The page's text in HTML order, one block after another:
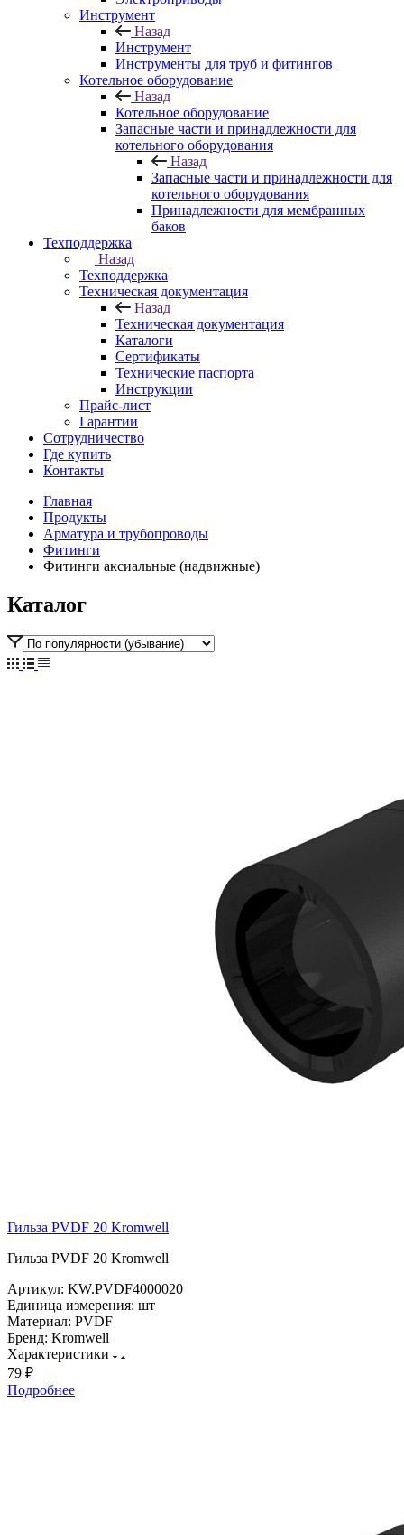
Инструмент
Назад
Инструмент
Инструменты для труб и фитингов
Котельное оборудование
Назад
Котельное оборудование
Запасные части и принадлежности для
котельного оборудования
Назад
Запасные части и принадлежности для
котельного оборудования
Принадлежности для мембранных
баков
Техподдержка
Назад
Техподдержка
Техническая документация
Назад
Техническая документация
Каталоги
Сертификаты
Технические паспорта
Инструкции
Прайс-лист
Гарантии
Сотрудничество
Где купить
Контакты
Главная
Продукты
Арматура и трубопроводы
Фитинги
Фитинги аксиальные (надвижные)
Каталог
Гильза PVDF 20 Kromwell
Гильза PVDF 20 Kromwell
Артикул: KW.PVDF4000020
Единица измерения: шт
Материал: PVDF
Бренд: Kromwell
Характеристики
79 ₽
Подробнее